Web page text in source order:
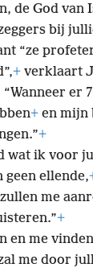
de God van
bij
“ze
+ verklaart
“Wanneer
+ en mijn
+
wat ik voor
ellende,
me
+
en me
me door